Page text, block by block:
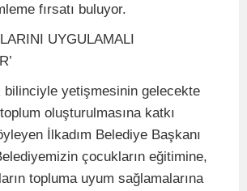
fırsatı buluyor.
UYGULAMALI
bilinciyle yetişmesinin gelecekte
oluşturulmasına katkı
İlkadım Belediye Başkanı
çocukların eğitimine,
topluma uyum sağlamalarına